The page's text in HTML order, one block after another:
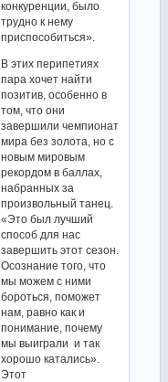
конкуренции, было
трудно к нему
приспособиться».
В этих перипетиях
пара хочет найти
позитив, особенно в
том, что они
завершили чемпионат
мира без золота, но с
новым мировым
рекордом в баллах,
набранных за
произвольный танец.
«Это был лучший
способ для нас
завершить этот сезон.
Осознание того, что
мы можем с ними
бороться, поможет
нам, равно как и
понимание, почему
мы выиграли и так
хорошо катались».
Этот